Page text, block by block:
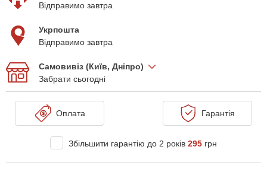
Відправимо завтра
Укрпошта
Відправимо завтра
Самовивіз (Київ, Дніпро)
Забрати сьогодні
Оплата Гарантія
Збільшити гарантію до 2 років 295 грн